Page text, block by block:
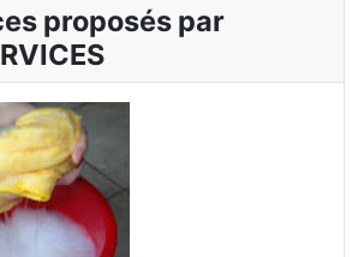
proposés par